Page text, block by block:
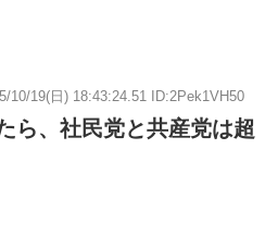
10/19(日) 18:43:24.51 ID:2Pek1VH50
ら、社民党と共産党は超